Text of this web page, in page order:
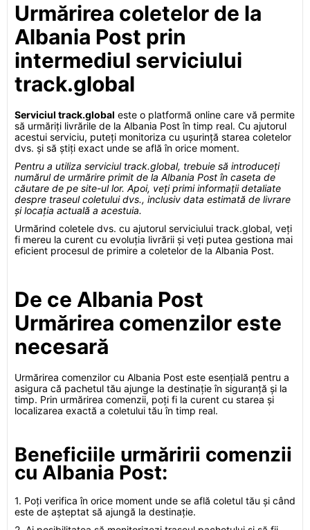
Urmărirea coletelor de la
Albania Post prin
intermediul serviciului
track.global
Serviciul track.global este o platformă online care vă permite
să urmăriți livrările de la Albania Post în timp real. Cu ajutorul
acestui serviciu, puteți monitoriza cu ușurință starea coletelor
dvs. și să știți exact unde se află în orice moment.
Pentru a utiliza serviciul track.global, trebuie să introduceți
numărul de urmărire primit de la Albania Post în caseta de
căutare de pe site-ul lor. Apoi, veți primi informații detaliate
despre traseul coletului dvs., inclusiv data estimată de livrare
și locația actuală a acestuia.
Urmărind coletele dvs. cu ajutorul serviciului track.global, veți
fi mereu la curent cu evoluția livrării și veți putea gestiona mai
eficient procesul de primire a coletelor de la Albania Post.
De ce Albania Post
Urmărirea comenzilor este
necesară
Urmărirea comenzilor cu Albania Post este esențială pentru a
asigura că pachetul tău ajunge la destinație în siguranță și la
timp. Prin urmărirea comenzii, poți fi la curent cu starea și
localizarea exactă a coletului tău în timp real.
Beneficiile urmăririi comenzii
cu Albania Post:
1. Poți verifica în orice moment unde se află coletul tău și când
este de așteptat să ajungă la destinație.